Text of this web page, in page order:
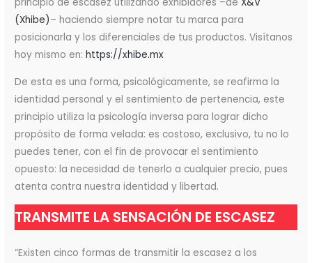
(Xhibe)– haciendo siempre notar tu marca para
posicionarla y los diferenciales de tus productos. Visítanos
hoy mismo en:https://xhibe.mx
De esta es una forma, psicológicamente, se reafirma la
identidad personal y el sentimiento de pertenencia, este
principio utiliza la psicología inversa para lograr dicho
propósito de forma velada: es costoso, exclusivo, tu no lo
puedes tener, con el fin de provocar el sentimiento
opuesto: la necesidad de tenerlo a cualquier precio, pues
atenta contra nuestra identidad y libertad.
TRANSMITE LA SENSACIÓN DE ESCASEZ
“Existen cinco formas de transmitir la escasez a los